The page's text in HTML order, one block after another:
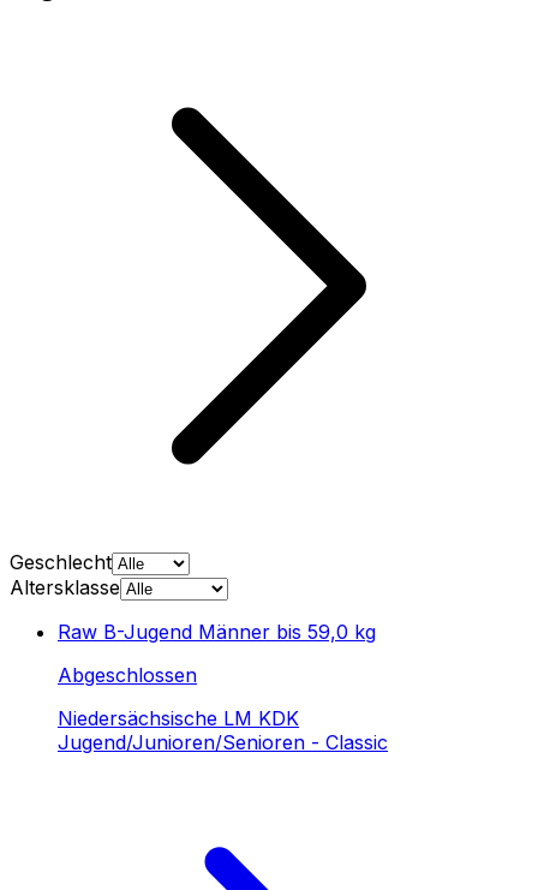
Geschlecht
Altersklasse
Raw B-Jugend Männer bis 59,0 kg
Abgeschlossen
Niedersächsische LM KDK
Jugend/Junioren/Senioren - Classic